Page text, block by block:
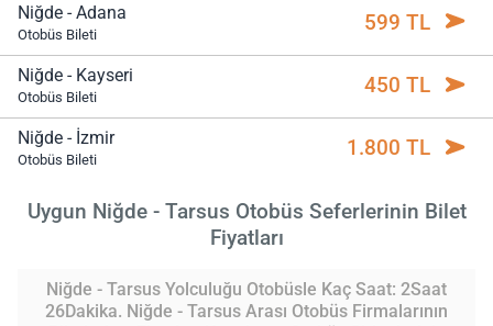
Niğde - Adana
Otobüs Bileti 599 TL
Niğde - Kayseri
Otobüs Bileti 450 TL
Niğde - İzmir
Otobüs Bileti 1.800 TL
Uygun Niğde - Tarsus Otobüs Seferlerinin Bilet
Fiyatları
Niğde - Tarsus Yolculuğu Otobüsle Kaç Saat: 2Saat
26Dakika. Niğde - Tarsus Arası Otobüs Firmalarının